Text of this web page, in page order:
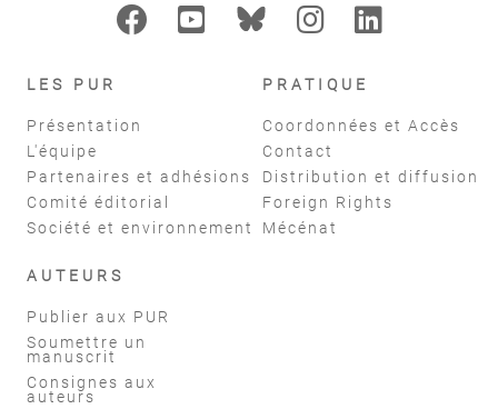
LES PUR
Présentation
L'équipe
Partenaires et adhésions
Comité éditorial
Société et environnement
PRATIQUE
Coordonnées et Accès
Contact
Distribution et diffusion
Foreign Rights
Mécénat
AUTEURS
Publier aux PUR
Soumettre un
manuscrit
Consignes aux
auteurs